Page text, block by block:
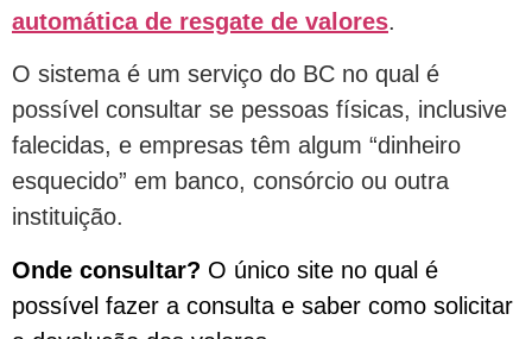
automática de resgate de valores.
O sistema é um serviço do BC no qual é
possível consultar se pessoas físicas, inclusive
falecidas, e empresas têm algum “dinheiro
esquecido” em banco, consórcio ou outra
instituição.
Onde consultar? O único site no qual é
possível fazer a consulta e saber como solicitar